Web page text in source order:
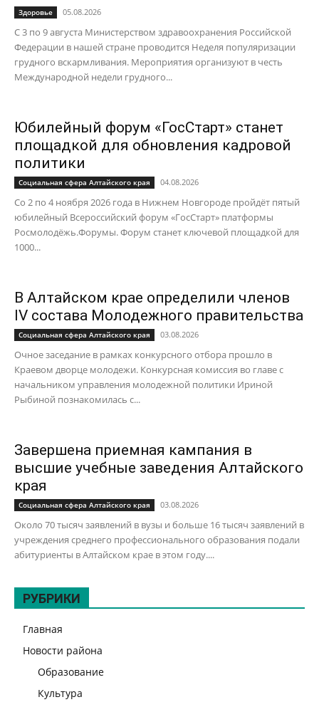
Здоровье 05.08.2026
С 3 по 9 августа Министерством здравоохранения Российской
Федерации в нашей стране проводится Неделя популяризации
грудного вскармливания. Мероприятия организуют в честь
Международной недели грудного...
Юбилейный форум «ГосСтарт» станет
площадкой для обновления кадровой
политики
Социальная сфера Алтайского края 04.08.2026
Со 2 по 4 ноября 2026 года в Нижнем Новгороде пройдёт пятый
юбилейный Всероссийский форум «ГосСтарт» платформы
Росмолодёжь.Форумы. Форум станет ключевой площадкой для
1000...
В Алтайском крае определили членов
IV состава Молодежного правительства
Социальная сфера Алтайского края 03.08.2026
Очное заседание в рамках конкурсного отбора прошло в
Краевом дворце молодежи. Конкурсная комиссия во главе с
начальником управления молодежной политики Ириной
Рыбиной познакомилась с...
Завершена приемная кампания в
высшие учебные заведения Алтайского
края
Социальная сфера Алтайского края 03.08.2026
Около 70 тысяч заявлений в вузы и больше 16 тысяч заявлений в
учреждения среднего профессионального образования подали
абитуриенты в Алтайском крае в этом году....
РУБРИКИ
Главная
Новости района
Образование
Культура